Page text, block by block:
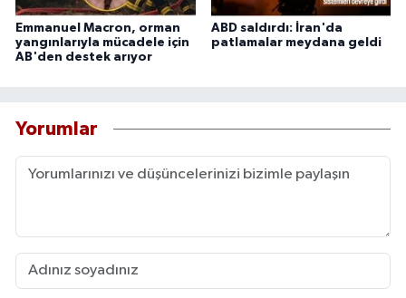
Emmanuel Macron, orman
yangınlarıyla mücadele için
AB'den destek arıyor
ABD saldırdı: İran'da
patlamalar meydana geldi
Yorumlar